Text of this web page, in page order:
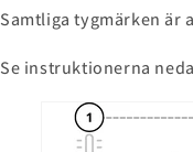
Samtliga tygmärken är
Se instruktionerna